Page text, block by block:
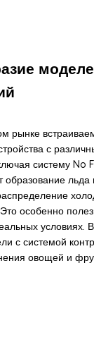
рынке
с
систему No
образование льда
особенно
условиях.
с системой
овощей и